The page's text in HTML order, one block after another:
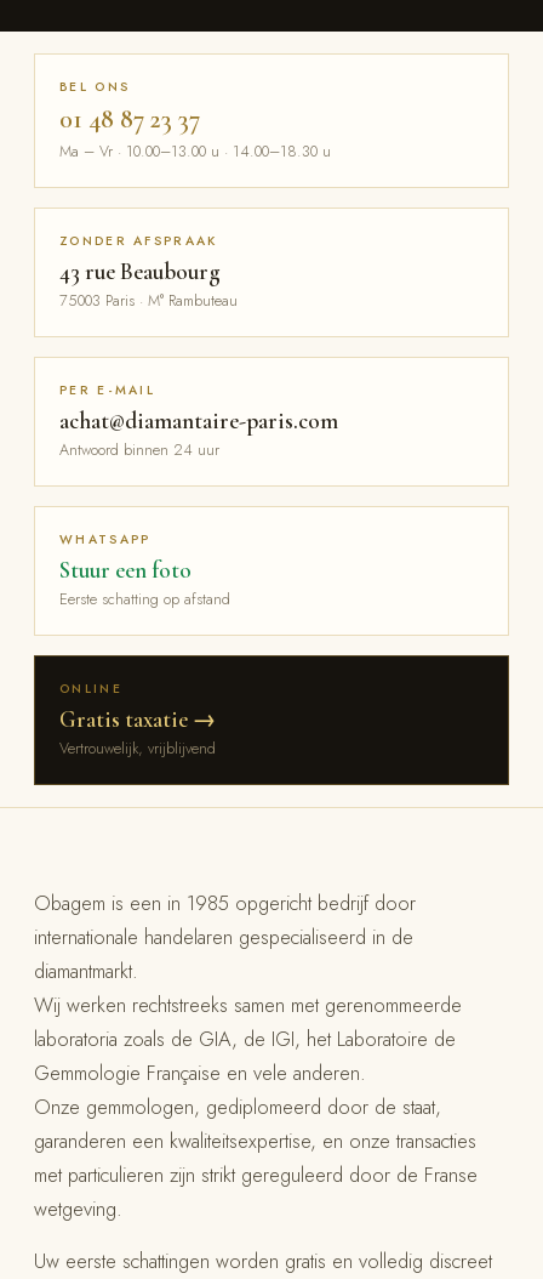
BEL ONS
01 48 87 23 37
Ma – Vr · 10.00–13.00 u · 14.00–18.30 u
ZONDER AFSPRAAK
43 rue Beaubourg
75003 Paris · M° Rambuteau
PER E-MAIL
achat@diamantaire-paris.com
Antwoord binnen 24 uur
WHATSAPP
Stuur een foto
Eerste schatting op afstand
ONLINE
Gratis taxatie →
Vertrouwelijk, vrijblijvend
Obagem is een in 1985 opgericht bedrijf door
internationale handelaren gespecialiseerd in de
diamantmarkt.
Wij werken rechtstreeks samen met gerenommeerde
laboratoria zoals de GIA, de IGI, het Laboratoire de
Gemmologie Française en vele anderen.
Onze gemmologen, gediplomeerd door de staat,
garanderen een kwaliteitsexpertise, en onze transacties
met particulieren zijn strikt gereguleerd door de Franse
wetgeving.
Uw eerste schattingen worden gratis en volledig discreet